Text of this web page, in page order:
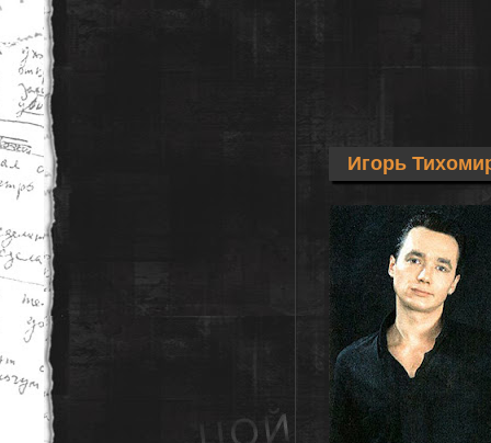
Игорь